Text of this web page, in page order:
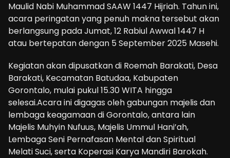
Maulid Nabi Muhammad SAAW 1447 Hijriah. Tahun ini,
acara peringatan yang penuh makna tersebut akan
berlangsung pada Jumat, 12 Rabiul Awwal 1447 H
atau bertepatan dengan 5 September 2025 Masehi.
Kegiatan akan dipusatkan di Roemah Barakati, Desa
Barakati, Kecamatan Batudaa, Kabupaten
Gorontalo, mulai pukul 15.30 WITA hingga
selesai.Acara ini digagas oleh gabungan majelis dan
lembaga keagamaan di Gorontalo, antara lain
Majelis Muhyin Nufuus, Majelis Ummul Hani’ah,
Lembaga Seni Pernafasan Mental dan Spiritual
Melati Suci, serta Koperasi Karya Mandiri Barokah.